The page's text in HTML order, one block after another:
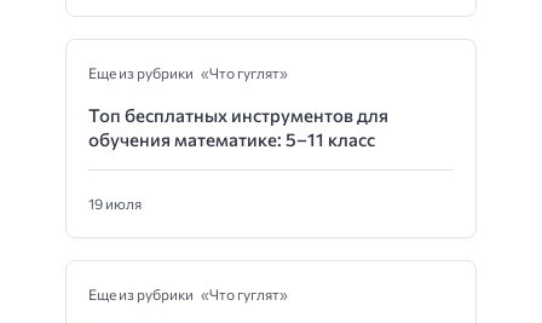
Еще из рубрики «Что гуглят»
Топ бесплатных инструментов для
обучения математике: 5–11 класс
19 июля
Еще из рубрики «Что гуглят»